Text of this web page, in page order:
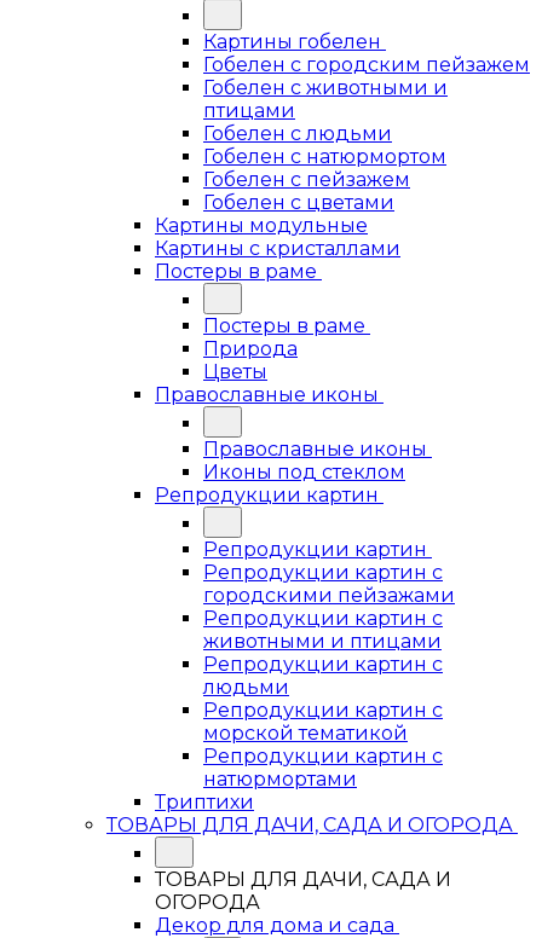
Картины гобелен
Гобелен с городским пейзажем
Гобелен с животными и
птицами
Гобелен с людьми
Гобелен с натюрмортом
Гобелен с пейзажем
Гобелен с цветами
Картины модульные
Картины с кристаллами
Постеры в раме
Постеры в раме
Природа
Цветы
Православные иконы
Православные иконы
Иконы под стеклом
Репродукции картин
Репродукции картин
Репродукции картин с
городскими пейзажами
Репродукции картин с
животными и птицами
Репродукции картин с
людьми
Репродукции картин с
морской тематикой
Репродукции картин с
натюрмортами
Триптихи
ТОВАРЫ ДЛЯ ДАЧИ, САДА И ОГОРОДА
ТОВАРЫ ДЛЯ ДАЧИ, САДА И
ОГОРОДА
Декор для дома и сада